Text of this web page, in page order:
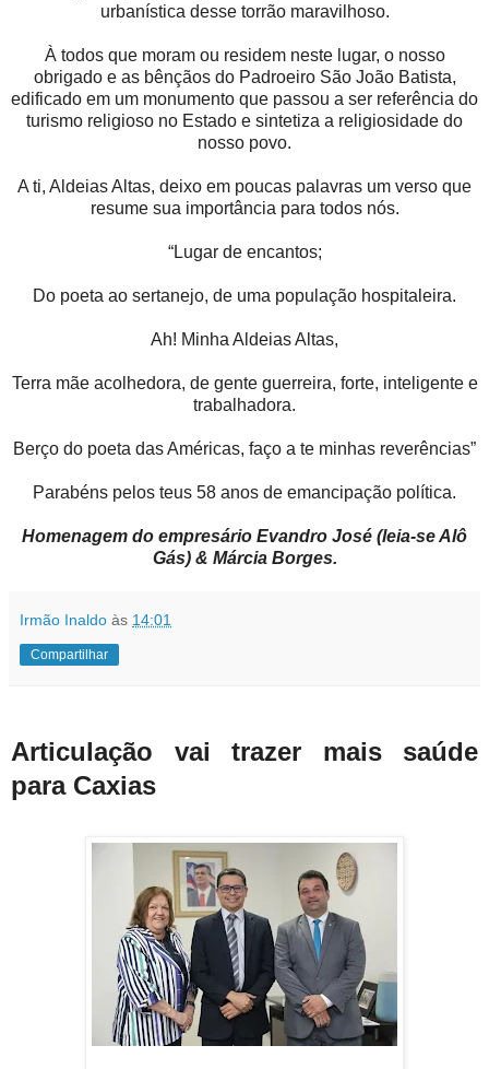
urbanística desse torrão maravilhoso.
À todos que moram ou residem neste lugar, o nosso
obrigado e as bênçãos do Padroeiro São João Batista,
edificado em um monumento que passou a ser referência do
turismo religioso no Estado e sintetiza a religiosidade do
nosso povo.
A ti, Aldeias Altas, deixo em poucas palavras um verso que
resume sua importância para todos nós.
“Lugar de encantos;
Do poeta ao sertanejo, de uma população hospitaleira.
Ah! Minha Aldeias Altas,
Terra mãe acolhedora, de gente guerreira, forte, inteligente e
trabalhadora.
Berço do poeta das Américas, faço a te minhas reverências”
Parabéns pelos teus 58 anos de emancipação política.
Homenagem do empresário Evandro José (leia-se Alô
Gás) & Márcia Borges.
Irmão Inaldo às 14:01
Compartilhar
Articulação vai trazer mais saúde
para Caxias